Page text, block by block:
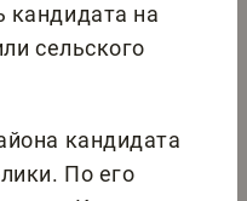
кандидата на
сельского
кандидата
По его